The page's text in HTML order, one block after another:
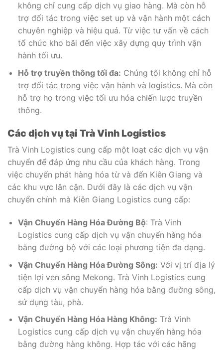
không chỉ cung cấp dịch vụ giao hàng. Mà còn hỗ
trợ đối tác trong việc set up và vận hành một cách
chuyên nghiệp và hiệu quả. Từ việc tư vấn về cách
tổ chức kho bãi đến việc xây dựng quy trình vận
hành tối ưu.
Hỗ trợ truyền thông tối đa: Chúng tôi không chỉ hỗ
trợ đối tác trong việc vận hành và logistics. Mà còn
hỗ trợ họ trong việc tối ưu hóa chiến lược truyền
thông.
Các dịch vụ tại Trà Vinh Logistics
Trà Vinh Logistics cung cấp một loạt các dịch vụ vận
chuyển để đáp ứng nhu cầu của khách hàng. Trong
việc chuyển phát hàng hóa từ và đến Kiên Giang và
các khu vực lân cận. Dưới đây là các dịch vụ vận
chuyển chính mà Kiên Giang Logistics cung cấp:
Vận Chuyển Hàng Hóa Đường Bộ: Trà Vinh
Logistics cung cấp dịch vụ vận chuyển hàng hóa
bằng đường bộ với các loại phương tiện đa dạng.
Vận Chuyển Hàng Hóa Đường Sông: Với vị trí địa lý
tiện lợi ven sông Mekong. Trà Vinh Logistics cung
cấp dịch vụ vận chuyển hàng hóa bằng đường sông,
sử dụng tàu, phà.
Vận Chuyển Hàng Hóa Hàng Không: Trà Vinh
Logistics cung cấp dịch vụ vận chuyển hàng hóa
bằng đường hàng không. Hợp tác với các hãng